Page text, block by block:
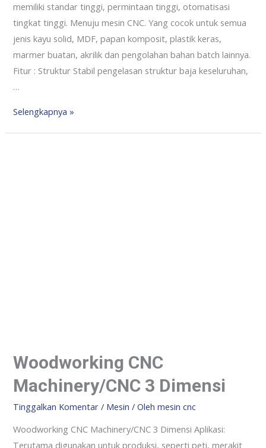
memiliki standar tinggi, permintaan tinggi, otomatisasi
tingkat tinggi. Menuju mesin CNC. Yang cocok untuk semua
jenis kayu solid, MDF, papan komposit, plastik keras,
marmer buatan, akrilik dan pengolahan bahan batch lainnya.
Fitur : Struktur Stabil pengelasan struktur baja keseluruhan,
…
Selengkapnya »
Woodworking CNC
Machinery/CNC 3 Dimensi
Tinggalkan Komentar / Mesin / Olehmesin cnc
Woodworking CNC Machinery/CNC 3 Dimensi Aplikasi:
Terutama digunakan untuk produksi, seperti peti, merakit